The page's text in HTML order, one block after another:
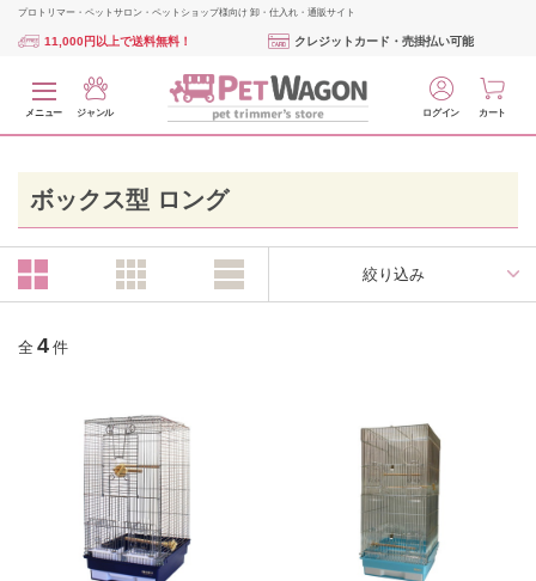
プロトリマー・ペットサロン・ペットショップ様向け 卸・仕入れ・通販サイト
11,000円以上で送料無料！ クレジットカード・売掛払い可能
メニュー ジャンル ログイン カート
ボックス型 ロング
絞り込み
全 4 件